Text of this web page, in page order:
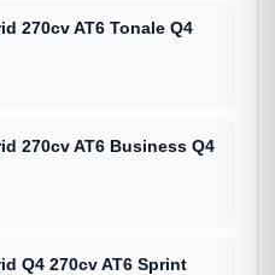
270cv AT6 Tonale Q4
270cv AT6 Business Q4
Q4 270cv AT6 Sprint